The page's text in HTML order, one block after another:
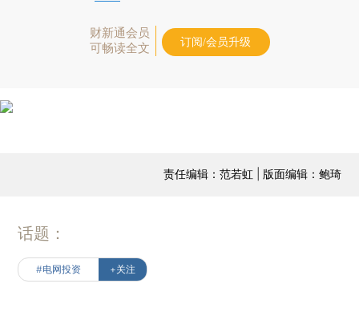
财新通会员
可畅读全文
订阅/会员升级
责任编辑：范若虹 | 版面编辑：鲍琦
话题：
#电网投资 +关注